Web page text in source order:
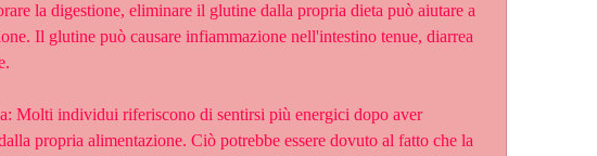
la digestione, eliminare il glutine dalla propria dieta può aiutare a
Il glutine può causare infiammazione nell'intestino tenue, diarrea
Molti individui riferiscono di sentirsi più energici dopo aver
propria alimentazione. Ciò potrebbe essere dovuto al fatto che la